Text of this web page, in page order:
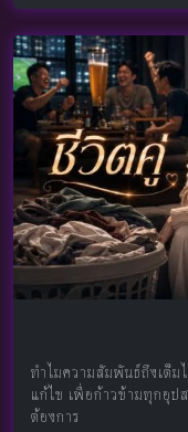
ทำไมความสัมพันธ์ถึงเต็
แก้ไข เพื่อก้าวข้ามทุกอุป
ต้องการ